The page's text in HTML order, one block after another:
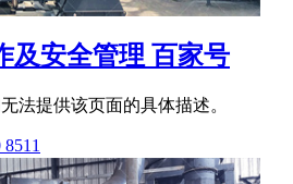
及安全管理 百家号
法提供该页面的具体描述。